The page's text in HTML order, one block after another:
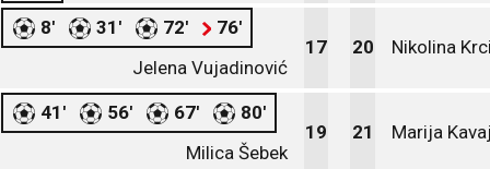
8' 31' 72'
76'
Jelena Vujadinović
17 20 Nikolina
41' 56' 67'
80'
Milica Šebek
19 21 Marija